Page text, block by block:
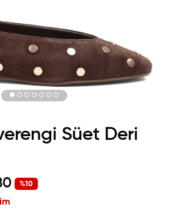
Süet Deri
%10